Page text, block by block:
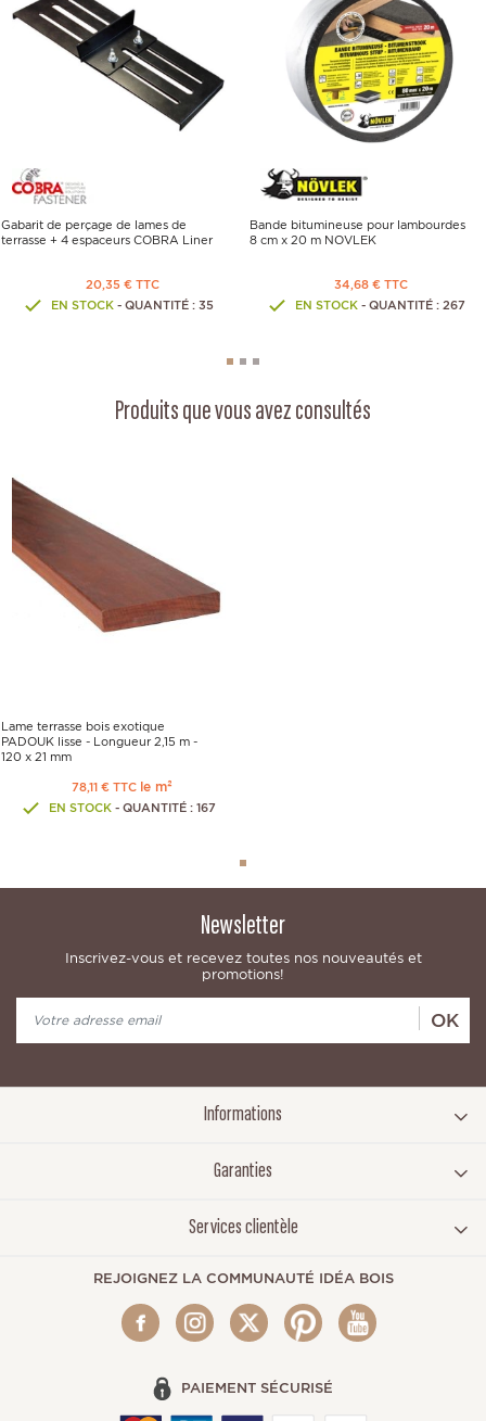
Gabarit de perçage de lames de
terrasse + 4 espaceurs COBRA Liner
20,35 € TTC
EN STOCK- QUANTITÉ : 35
Bande bitumineuse pour lambourdes
8 cm x 20 m NOVLEK
34,68 € TTC
EN STOCK - QUANTITÉ : 267
Produits que vous avez consultés
Lame terrasse bois exotique
PADOUK lisse - Longueur 2,15 m -
120 x 21 mm
78,11 € TTC le m²
EN STOCK- QUANTITÉ : 167
Newsletter
Inscrivez-vous et recevez toutes nos nouveautés et
promotions!
OK
Informations
Garanties
Services clientèle
REJOIGNEZ LA COMMUNAUTÉ IDÉA BOIS
PAIEMENT SÉCURISÉ